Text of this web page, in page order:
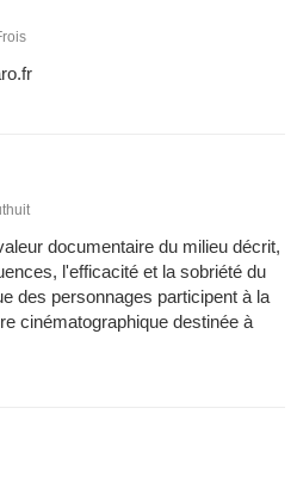
documentaire du milieu décrit,
l'efficacité et la sobriété du
des personnages participent à la
cinématographique destinée à